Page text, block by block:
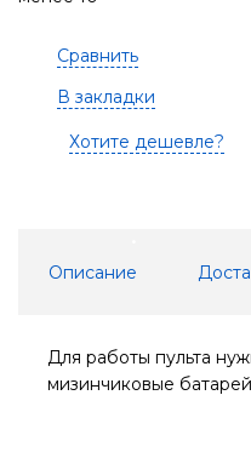
Сравнить
В закладки
Хотите дешевле?
Описание
Для работы пульта
мизинчиковые